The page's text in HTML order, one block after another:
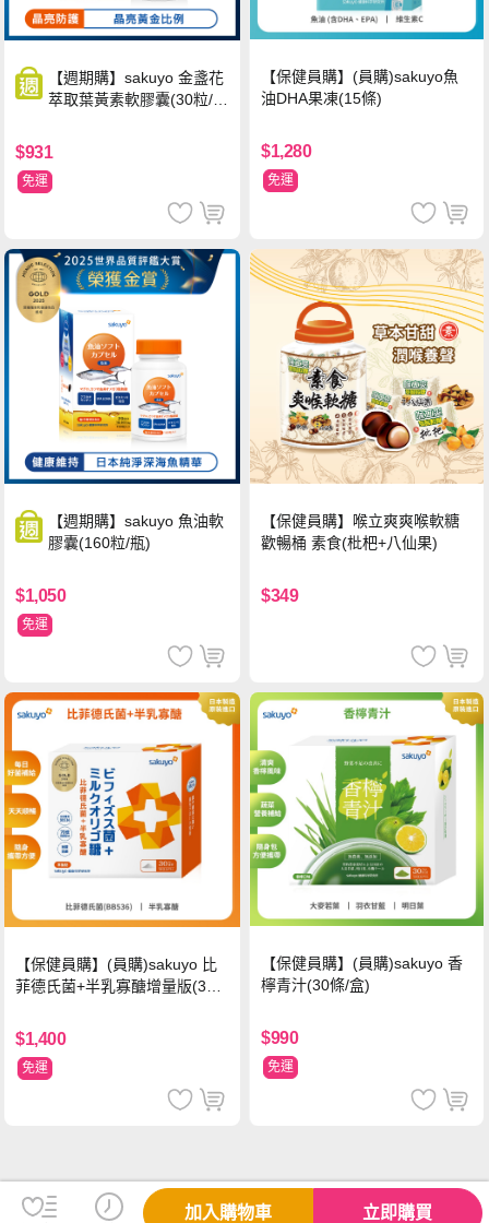
【週期購】sakuyo 金盞花
萃取葉黃素軟膠囊(30粒/
$931
免運
【保健員購】(員購)sakuyo魚
油DHA果凍(15條)
$1,280
免運
【週期購】sakuyo 魚油軟
膠囊(160粒/瓶)
$1,050
免運
【保健員購】喉立爽爽喉軟糖
歡暢桶 素食(枇杷+八仙果)
$349
【保健員購】(員購)sakuyo 比
菲德氏菌+半乳寡醣增量版(30
$1,400
免運
【保健員購】(員購)sakuyo 香
檸青汁(30條/盒)
$990
免運
加入購物車 立即購買